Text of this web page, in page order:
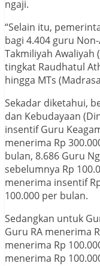
ngaji.
“Selain itu,
bagi 4.404 guru
Takmiliyah Awaliyah
tingkat Raudhatul
hingga MTs
Sekadar diketahui,
dan Kebudayaan
insentif Guru
menerima Rp
bulan, 8.686 Guru
sebelumnya Rp
menerima insentif
100.000 per bulan.
Sedangkan untuk
Guru RA menerima
menerima Rp
menerima Rp